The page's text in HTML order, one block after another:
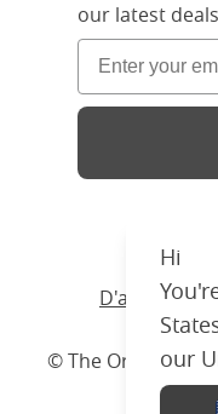
our latest
D'accueil/
© The Original
Hi
our